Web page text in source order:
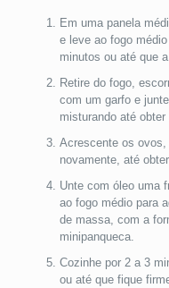
Em uma panela
e leve ao fogo
minutos ou até que
Retire do fogo,
com um garfo e
misturando até
Acrescente os
novamente, até
Unte com óleo uma
ao fogo médio para
de massa, com a
minipanqueca.
Cozinhe por 2 a 3
ou até que fique